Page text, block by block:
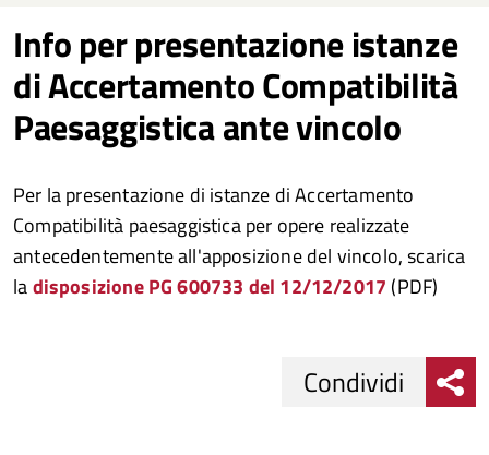
Condividi
sui social
network
Condividi
su
Facebook
Condividi
su
Twitter
Condividi
su
Facebook
Condividi
su
Whatsapp
Info per presentazione istanze
di Accertamento Compatibilità
Paesaggistica ante vincolo
Per la presentazione di istanze di Accertamento
Compatibilità paesaggistica per opere realizzate
antecedentemente all'apposizione del vincolo, scarica
ladisposizione PG 600733 del 12/12/2017 (PDF)
Condividi